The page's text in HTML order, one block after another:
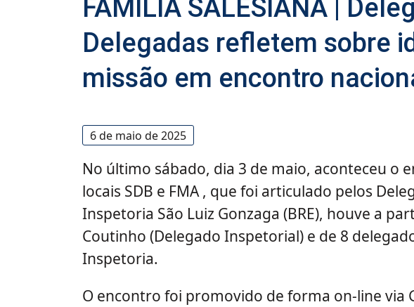
FAMÍLIA SALESIANA |
Delegadas refletem sobre
missão em encontro
6 de maio de 2025
No último sábado, dia 3 de maio, aconteceu o
locais SDB e FMA , que foi articulado pelos
Inspetoria São Luiz Gonzaga (BRE), houve a
Coutinho (Delegado Inspetorial) e de 8
Inspetoria.
O encontro foi promovido de forma on-line via